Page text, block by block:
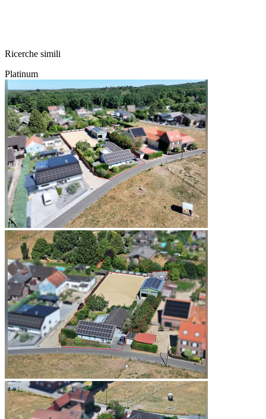
Ricerche simili
Platinum